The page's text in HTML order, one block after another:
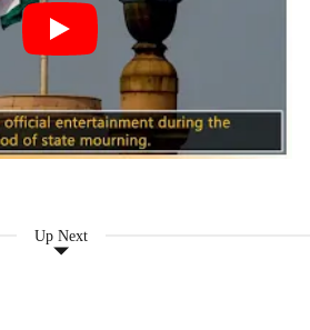
Up Next